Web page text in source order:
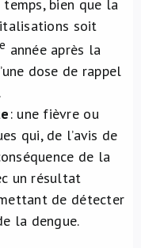
bien que la
soit
e année après la
dose de rappel
: une fièvre ou
qui, de l’avis de
de la
un résultat
de détecter
la dengue.